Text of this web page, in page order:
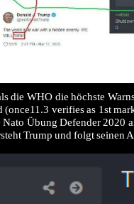
die WHO die höchste
verifies as 1st
Übung Defender
Trump und folgt seinen